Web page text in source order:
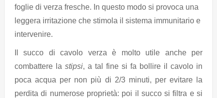
foglie di verza fresche. In questo modo si provoca una
leggera irritazione che stimola il sistema immunitario e
intervenire.
Il succo di cavolo verza è molto utile anche per
combattere la stipsi, a tal fine si fa bollire il cavolo in
poca acqua per non più di 2/3 minuti, per evitare la
perdita di numerose proprietà: poi il succo si filtra e si